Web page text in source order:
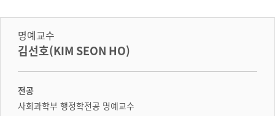
명예교수
김선호(KIM SEON HO)
전공
사회과학부 행정학전공 명예교수